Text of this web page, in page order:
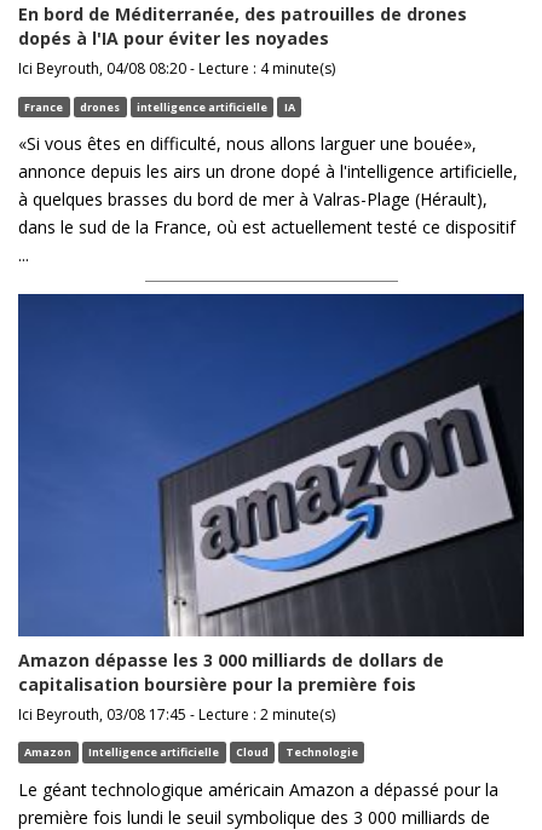
En bord de Méditerranée, des patrouilles de drones
dopés à l'IA pour éviter les noyades
Ici Beyrouth, 04/08 08:20 - Lecture : 4 minute(s)
France drones intelligence artificielle IA
«Si vous êtes en difficulté, nous allons larguer une bouée»,
annonce depuis les airs un drone dopé à l'intelligence artificielle,
à quelques brasses du bord de mer à Valras-Plage (Hérault),
dans le sud de la France, où est actuellement testé ce dispositif
...
Amazon dépasse les 3 000 milliards de dollars de
capitalisation boursière pour la première fois
Ici Beyrouth, 03/08 17:45 - Lecture : 2 minute(s)
Amazon Intelligence artificielle Cloud Technologie
Le géant technologique américain Amazon a dépassé pour la
première fois lundi le seuil symbolique des 3 000 milliards de